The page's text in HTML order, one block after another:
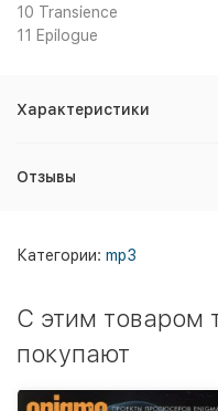
10 Transience
11 Epilogue
Характеристики
Отзывы
Категории: mp3
C этим товаром
покупают